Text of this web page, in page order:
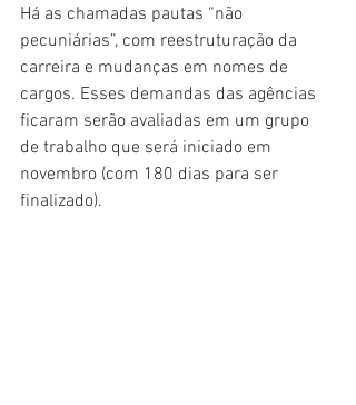
Há as chamadas pautas “não
pecuniárias”, com reestruturação da
carreira e mudanças em nomes de
cargos. Esses demandas das agências
ficaram serão avaliadas em um grupo
de trabalho que será iniciado em
novembro (com 180 dias para ser
finalizado).